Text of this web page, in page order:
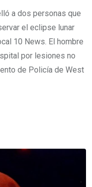
a dos personas que
el eclipse lunar
10 News. El hombre
por lesiones no
de Policía de West